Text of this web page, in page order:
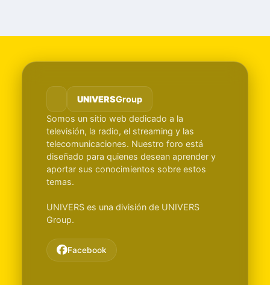
UNIVERSGroup
Somos un sitio web dedicado a la
televisión, la radio, el streaming y las
telecomunicaciones. Nuestro foro está
diseñado para quienes desean aprender y
aportar sus conocimientos sobre estos
temas.
UNIVERS es una división de UNIVERS
Group.
Facebook